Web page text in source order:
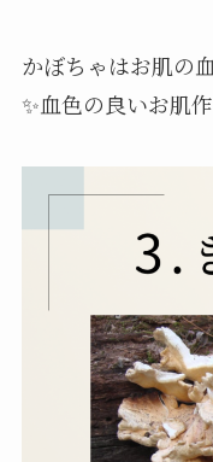
かぼちゃはお肌の
✨血色の良いお肌